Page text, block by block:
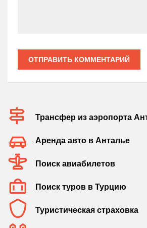
ОТПРАВИТЬ КОММЕНТАРИЙ
Трансфер из аэропорта
Аренда авто в Анталье
Поиск авиабилетов
Поиск туров в Турцию
Туристическая страховка